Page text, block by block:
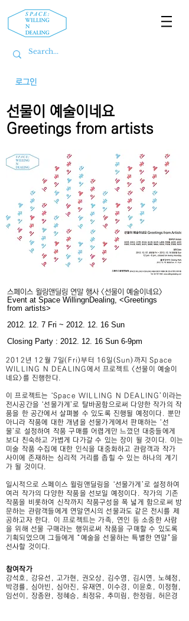
로그인
선물이 예술이네요
Greetings from artists
스페이스 윌링앤딜링 연말 행사 <선물이 예술이네요>
Event at Space WillingnDealing, <Greetings
from artists>
2012. 12. 7 Fri ~ 2012. 12. 16 Sun
Closing Party : 2012. 12. 16 Sun 6-9pm
2012년 12월 7일(Fri)부터 16일(Sun)까지 Space
WILLING N DEALING에서 프로젝트 <선물이 예술이
네요>를 진행한다.
이 프로젝트는 ‘Space WILLING N DEALING’이라는
전시공간을 ‘선물가게’로 탈바꿈함으로써 다양한 작가의 작
품을 한 공간에서 살펴볼 수 있도록 진행될 예정이다. 뿐만
아니라 작품에 대한 개념을 선물가게에서 판매하는 ‘선
물’로 설정하여 작품 구매를 어렵게만 느꼈던 대중들에게
보다 친숙하고 가볍게 다가갈 수 있는 장이 될 것이다. 이는
미술 작품 수집에 대한 인식을 대중화하고 관람객과 작가
사이에 존재하는 심리적 거리를 좁힐 수 있는 하나의 계기
가 될 것이다.
일시적으로 스페이스 윌링앤딜링을 ‘선물가게’로 설정하여
여러 작가의 다양한 작품을 선보일 예정이다. 작가의 기존
작품을 비롯하여 신작까지 작품구성을 폭 넓게 함으로써 방
문하는 관람객들에게 연말연시의 선물과도 같은 전시를 제
공하고자 한다. 이 프로젝트는 가족, 연인 등 소중한 사람
을 위해 선물 구매라는 행위로써 작품을 구매할 수 있도록
기획되었으며 그들에게 “예술을 선물하는 특별한 연말”을
선사할 것이다.
참여작가
강석호, 강유선, 고가현, 권오상, 김수영, 김시연, 노혜정,
박경률, 심아빈, 심아진, 유재연, 이수경, 이윤호, 이정형,
임선이, 장종완, 정혜승, 최정유, 추미림, 한정림, 허은경